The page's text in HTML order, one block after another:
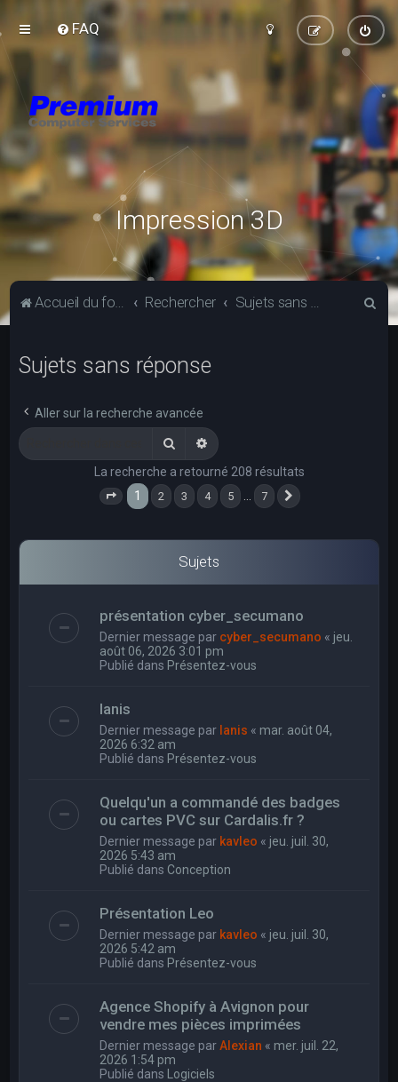
FAQ
Impression 3D
Accueil du forum Rechercher Sujets sans réponse
Sujets sans réponse
Aller sur la recherche avancée
RechercherRecherche avancée
La recherche a retourné 208 résultats
Page 1 sur
1 2 3 4 5 7
Sujets
présentation cyber_secumano
Dernier message par cyber_secumano « jeu.
août 06, 2026 3:01 pm
Publié dans Présentez-vous
Ianis
Dernier message par Ianis « mar. août 04,
2026 6:32 am
Publié dans Présentez-vous
Quelqu'un a commandé des badges
ou cartes PVC sur Cardalis.fr ?
Dernier message par kavleo « jeu. juil. 30,
2026 5:43 am
Publié dans Conception
Présentation Leo
Dernier message par kavleo « jeu. juil. 30,
2026 5:42 am
Publié dans Présentez-vous
Agence Shopify à Avignon pour
vendre mes pièces imprimées
Dernier message parAlexian « mer. juil. 22,
2026 1:54 pm
Publié dans Logiciels